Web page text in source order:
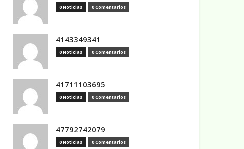
0 Noticias 0 Comentarios
4143349341
0 Noticias 0 Comentarios
41711103695
0 Noticias 0 Comentarios
47792742079
0 Noticias 0 Comentarios